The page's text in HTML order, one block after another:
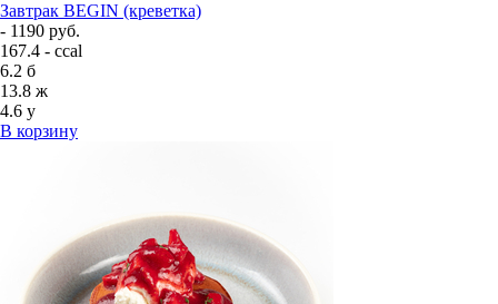
Завтрак BEGIN (креветка)
- 1190 руб.
167.4 - ccal
6.2 б
13.8 ж
4.6 у
В корзину